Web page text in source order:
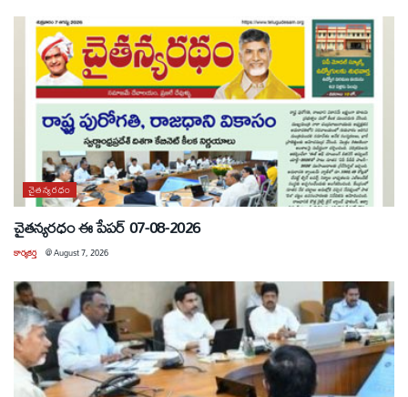
చైతన్యరధం
చైతన్యరధం ఈ పేపర్ 07-08-2026
కార్యకర్త @August 7, 2026